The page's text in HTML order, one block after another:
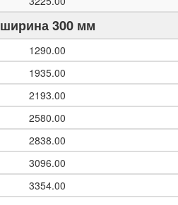
ширина 300 мм
1290.00
1935.00
2193.00
2580.00
2838.00
3096.00
3354.00